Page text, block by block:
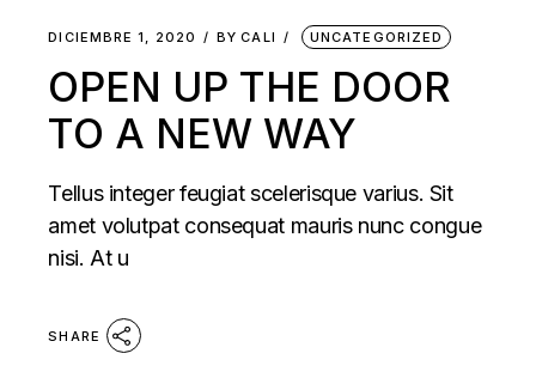
DICIEMBRE 1, 2020 BY CALI UNCATEGORIZED
OPEN UP THE DOOR
TO A NEW WAY
Tellus integer feugiat scelerisque varius. Sit
amet volutpat consequat mauris nunc congue
nisi. At u
SHARE